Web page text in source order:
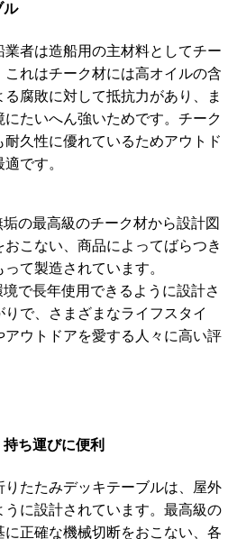
ル
業者は造船用の主材料としてチー
れはチーク材には高オイルの含
腐敗に対して抵抗力があり、ま
たいへん強いためです。チーク
久性に優れているためアウトド
です。
の最高級のチーク材から設計図
こない、商品によってばらつき
て製造されています。
で長年使用できるように設計さ
で、さまざまなライフスタイ
アウトドアを愛する人々に高い評
ち運びに便利
たたみデッキテーブルは、屋外
に設計されています。最高級の
正確な機械切断をおこない、各